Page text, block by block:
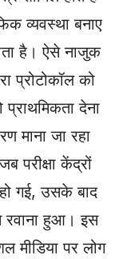
व्यवस्था बनाए
है। ऐसे नाजुक
प्रोटोकॉल को
देना
माना जा रहा
परीक्षा केंद्रों
गई, उसके बाद
रवाना हुआ। इस
मीडिया पर लोग